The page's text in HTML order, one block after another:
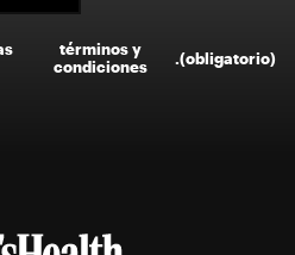
términos y
condiciones
(obligatorio)